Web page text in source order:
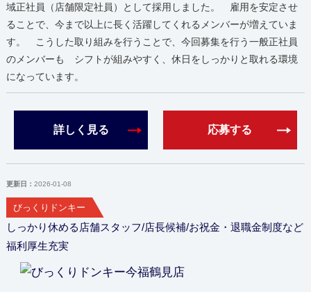
域正社員（店舗限定社員）として採用しました。 雇用を安定させ
ることで、今まで以上に長く活躍してくれるメンバーが増えていま
す。 こうした取り組みを行うことで、今回募集を行う一般正社員
のメンバーも シフトが組みやすく、休日をしっかりと取れる環境
になっています。
詳しく見る 応募する
更新日： 2026-01-08
びっくりドンキー
しっかり休める店舗スタッフ/店長候補/お祝金・退職金制度など
福利厚生充実